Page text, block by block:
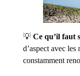
💡 Ce qu’il faut
d’aspect avec les
constamment